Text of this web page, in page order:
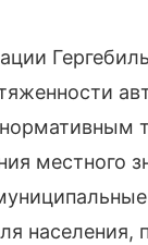
местного
населения,